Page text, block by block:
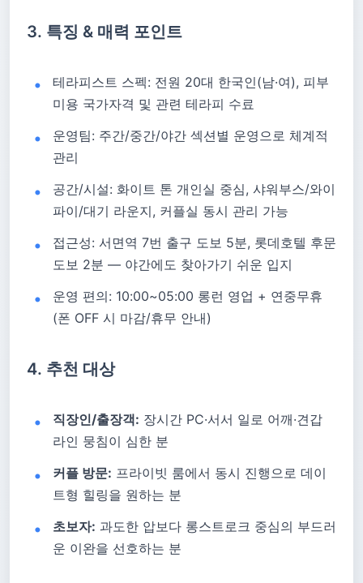
3. 특징 & 매력 포인트
테라피스트 스펙: 전원 20대 한국인(남·여), 피부
미용 국가자격 및 관련 테라피 수료
운영팀: 주간/중간/야간 섹션별 운영으로 체계적
관리
공간/시설: 화이트 톤 개인실 중심, 샤워부스/와이
파이/대기 라운지, 커플실 동시 관리 가능
접근성: 서면역 7번 출구 도보 5분, 롯데호텔 후문
도보 2분 — 야간에도 찾아가기 쉬운 입지
운영 편의: 10:00~05:00 롱런 영업 + 연중무휴
(폰 OFF 시 마감/휴무 안내)
4. 추천 대상
직장인/출장객: 장시간 PC·서서 일로 어깨·견갑
라인 뭉침이 심한 분
커플 방문: 프라이빗 룸에서 동시 진행으로 데이
트형 힐링을 원하는 분
초보자: 과도한 압보다 롱스트로크 중심의 부드러
운 이완을 선호하는 분